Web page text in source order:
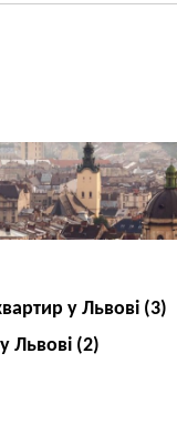
у Львові (3)
Львові (2)